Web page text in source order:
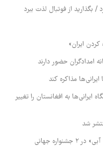
از فوتبال لذت ببرد
کردن ایران»
امدادگران حضور دارند
مذاکره کند
به افغانستان را تغییر
شد
جهانی